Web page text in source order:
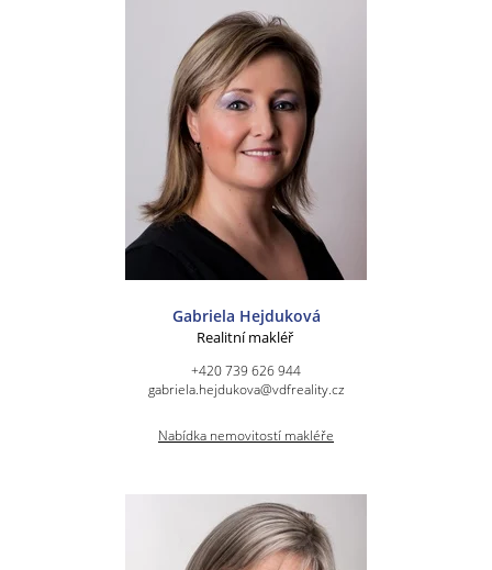
Gabriela Hejduková
Realitní makléř
+420 739 626 944
gabriela.hejdukova@vdfreality.cz
Nabídka nemovitostí makléře